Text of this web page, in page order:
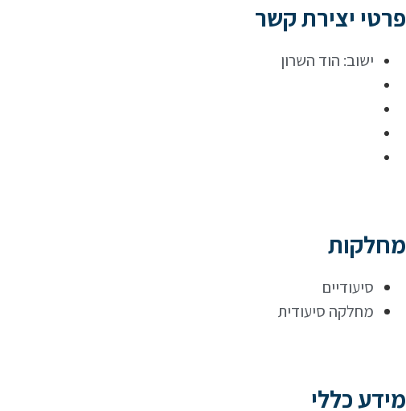
פרטי יצירת קשר
ישוב: הוד השרון
מחלקות
סיעודיים
מחלקה סיעודית
מידע כללי